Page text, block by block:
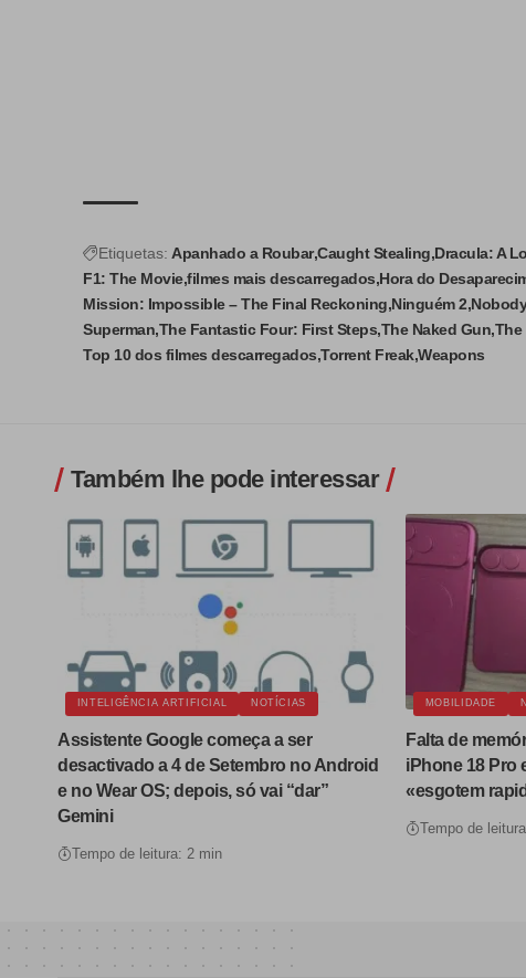
Etiquetas: Apanhado a Roubar Caught Stealing Dracula: A
F1: The Movie filmes mais descarregados Hora do
Mission: Impossible – The Final Reckoning Ninguém 2
Superman The Fantastic Four: First Steps The Naked Gun The
Top 10 dos filmes descarregados Torrent Freak Weapons
Também lhe pode interessar
INTELIGÊNCIA ARTIFICIAL NOTÍCIAS
Assistente Google começa a ser
desactivado a 4 de Setembro no Android
e no Wear OS; depois, só vai “dar”
Gemini
Tempo de leitura: 2 min
MOBILIDADE
Falta de
iPhone 18 Pro
«esgotem
Tempo de